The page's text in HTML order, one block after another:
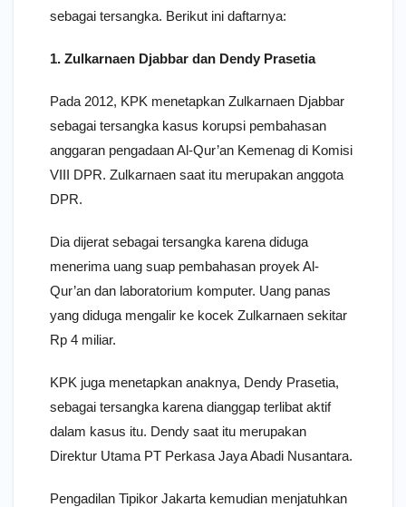
sebagai tersangka. Berikut ini daftarnya:
1. Zulkarnaen Djabbar dan Dendy Prasetia
Pada 2012, KPK menetapkan Zulkarnaen Djabbar
sebagai tersangka kasus korupsi pembahasan
anggaran pengadaan Al-Qur’an Kemenag di Komisi
VIII DPR. Zulkarnaen saat itu merupakan anggota
DPR.
Dia dijerat sebagai tersangka karena diduga
menerima uang suap pembahasan proyek Al-
Qur’an dan laboratorium komputer. Uang panas
yang diduga mengalir ke kocek Zulkarnaen sekitar
Rp 4 miliar.
KPK juga menetapkan anaknya, Dendy Prasetia,
sebagai tersangka karena dianggap terlibat aktif
dalam kasus itu. Dendy saat itu merupakan
Direktur Utama PT Perkasa Jaya Abadi Nusantara.
Pengadilan Tipikor Jakarta kemudian menjatuhkan